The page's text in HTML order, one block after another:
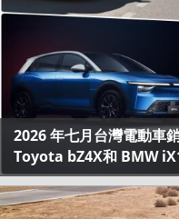
2026 年七月台灣電動車
Toyota bZ4X和 BMW